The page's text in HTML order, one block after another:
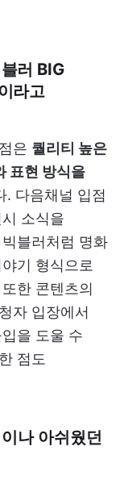
러 BIG
라고
은 퀄리티 높은
표현 방식을
. 다음채널 입점
소식을
블러처럼 명화
기 형식으로
한 콘텐츠의
자 입장에서
을 도울 수
점도
나 아쉬웠던